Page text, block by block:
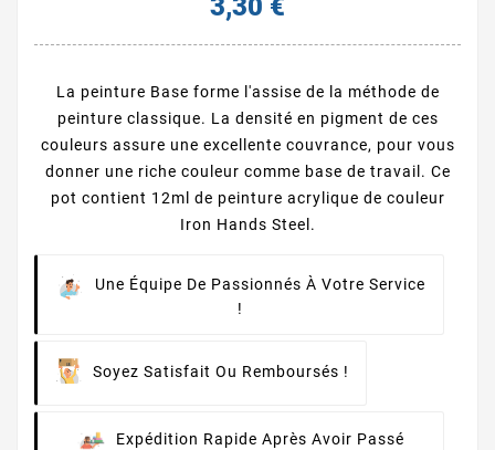
3,30 €
La peinture Base forme l'assise de la méthode de
peinture classique. La densité en pigment de ces
couleurs assure une excellente couvrance, pour vous
donner une riche couleur comme base de travail. Ce
pot contient 12ml de peinture acrylique de couleur
Iron Hands Steel.
Une Équipe De Passionnés À Votre Service
!
Soyez Satisfait Ou Remboursés !
Expédition Rapide Après Avoir Passé